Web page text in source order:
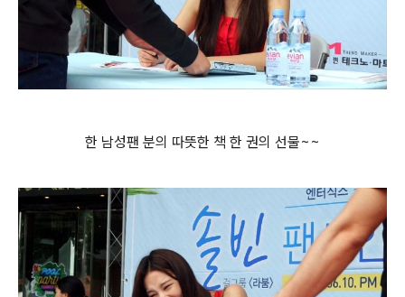
한 남성팬 분의 따뜻한 책 한 권의 선물~~